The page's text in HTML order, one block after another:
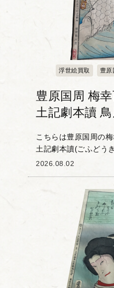
浮世絵買取 豊原
豊原国周 梅
土記劇本讀 鳥
こちらは豊原国周の
土記劇本讀(ごふどう
み)鳥居強右衛門(とり
2026.08.02